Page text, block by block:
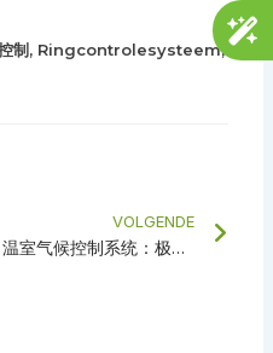
制 , Ringcontrolesysteem,
VOLGENDE
温室气候控制系统：极客新农，为你的温室撑起一片智能“天”